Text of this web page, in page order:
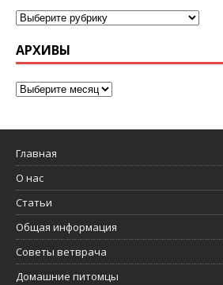
АРХИВЫ
Главная
О нас
Статьи
Общая информация
Советы ветврача
Домашние питомцы